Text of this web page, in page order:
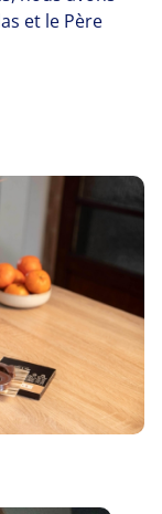
et le Père